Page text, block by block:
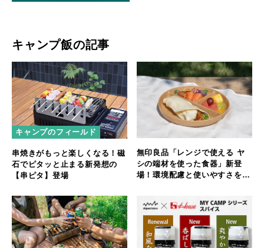
キャンプ飯の記事
キャンプのフィールド
串焼きがもっと楽しくなる！磁
石でピタッと止まる新発想の
【串ピタ】登場
無印良品「レンジで使える ヤ
シの端材を使った食器」新登
場！環境配慮と使いやすさを両